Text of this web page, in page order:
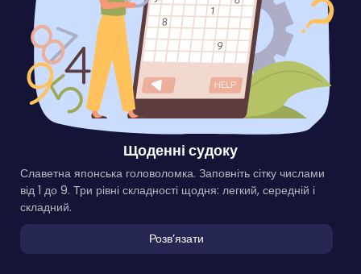
Щоденні судоку
Славетна японська головоломка. Заповніть сітку числами
від 1 до 9. Три рівні складності щодня: легкий, середній і
складний.
Розвʼязати